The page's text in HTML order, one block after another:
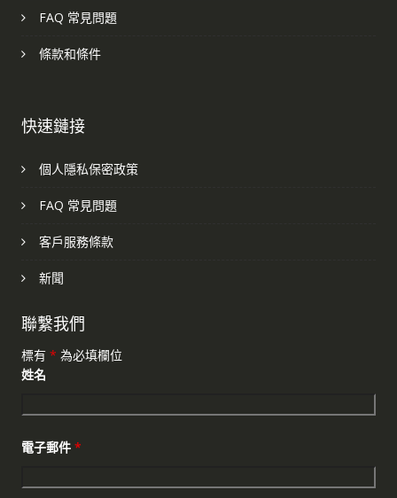
FAQ 常見問題
條款和條件
快速鏈接
個人隱私保密政策
FAQ 常見問題
客戶服務條款
新聞
聯繫我們
標有 * 為必填欄位
姓名
電子郵件 *